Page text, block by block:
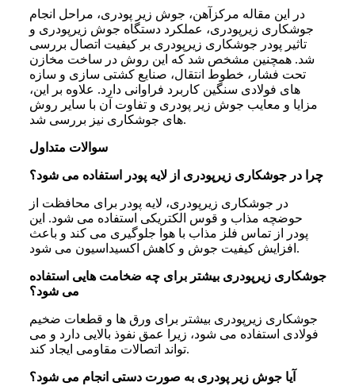
در این مقاله مرکزآهن، جوش زیر پودری، مراحل انجام
جوشکاری زیرپودری، عملکرد دستگاه جوش زیرپودری و
تاثیر پودر جوشکاری زیرپودری بر کیفیت اتصال بررسی
شد. همچنین مشخص شد که این روش در ساخت مخازن
تحت فشار، خطوط انتقال، صنایع کشتی سازی و سازه
های فولادی سنگین کاربرد فراوانی دارد. علاوه بر این،
مزایا و معایب جوش زیر پودری و تفاوت آن با سایر روش
های جوشکاری نیز بررسی شد.
سوالات متداول
چرا در جوشکاری زیرپودری از لایه پودر استفاده می شود؟
در جوشکاری زیرپودری، لایه پودر برای محافظت از
حوضچه مذاب و قوس الکتریکی استفاده می شود. این
پودر از تماس فلز مذاب با هوا جلوگیری می کند و باعث
افزایش کیفیت جوش و کاهش اکسیداسیون می شود.
جوشکاری زیرپودری بیشتر برای چه ضخامت هایی استفاده
می شود؟
جوشکاری زیرپودری بیشتر برای ورق ها و قطعات ضخیم
فولادی استفاده می شود، زیرا عمق نفوذ بالایی دارد و می
تواند اتصالات مقاومی ایجاد کند.
آیا جوش زیر پودری به صورت دستی انجام می شود؟